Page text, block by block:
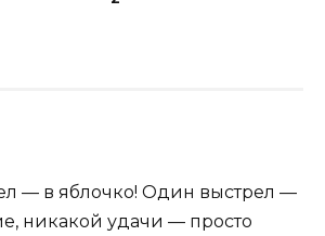
— в яблочко! Один выстрел —
никакой удачи — просто